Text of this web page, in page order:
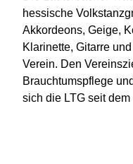
hessische
Akkordeons, Geige,
Klarinette, Gitarre
Verein. Den
Brauchtumspflege
sich die LTG seit dem